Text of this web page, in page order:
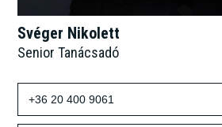
Svéger Nikolett
Senior Tanácsadó
+36 20 400 9061